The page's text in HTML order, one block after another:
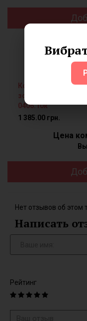
Кольцо серебряное
золотом и
0406.10к
1 385.00 грн.
Цена
Нет отзывов об этом
Написать
Рейтинг